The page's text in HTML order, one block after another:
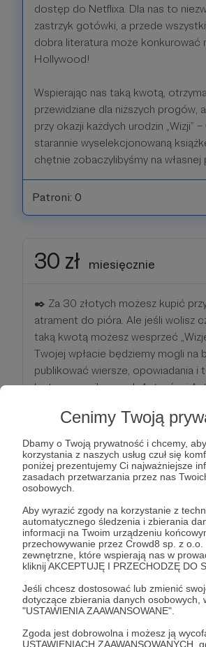
Cenimy Twoją
Dbamy o Twoją prywatność i chcemy,
korzystania z naszych usług czuł się
poniżej prezentujemy Ci najważniejsze
zasadach przetwarzania przez nas
osobowych.
Aby wyrazić zgody na korzystanie z
automatycznego śledzenia i zbierania
informacji na Twoim urządzeniu
przechowywanie przez Crowd8 sp. z
zewnętrzne, które wspierają nas w
kliknij AKCEPTUJĘ I PRZECHODZĘ DO
Jeśli chcesz dostosować lub zmienić
dotyczące zbierania danych osobowych,
"USTAWIENIA ZAAWANSOWANE".
Zgoda jest dobrowolna i możesz ją
USTAWIENIACH ZAAWANSOWANYCH,
dostęp do Netflixa. Dla nas to
zastrzyk gotówki, a przede
dobra literatura może konkurować
Hollywood!
Wspierając nas taką kwotą,
przewidziane dla niższych progów,
przy okazji każdych urodzin „Wizji”
starannie wyselekcjonowaną
chętnie zobaczylibyśmy na własnej
Patroni: 0
30 zł miesięcznie
✒️ Za 30 złotych możesz kupić
atrament do pióra. Ale jeśli wolisz
taką kwotą możesz wesprzeć
Twojej wpłacie będziemy mogli na
publikować wiersze, opowiadania i
krytyczne najlepszych Autorów i
Takie wsparcie finansowe musi
naprawdę podoba Ci się to, co
dlatego, oprócz nagród
poprzednich progów, przy okazji
pisma podarujemy Ci piękny
którym znajdą się starannie
teksty i ilustracje z „Wizji”.
Patroni: 0
50 zł miesięcznie